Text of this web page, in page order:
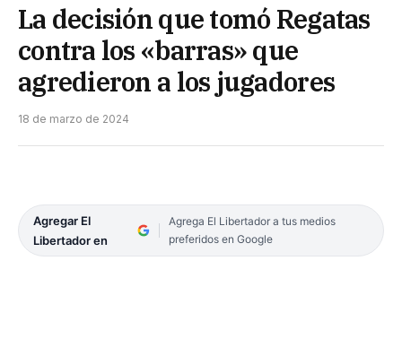
La decisión que tomó Regatas
contra los «barras» que
agredieron a los jugadores
18 de marzo de 2024
Agregar El
Libertador en
Agrega El Libertador a tus medios
preferidos en Google